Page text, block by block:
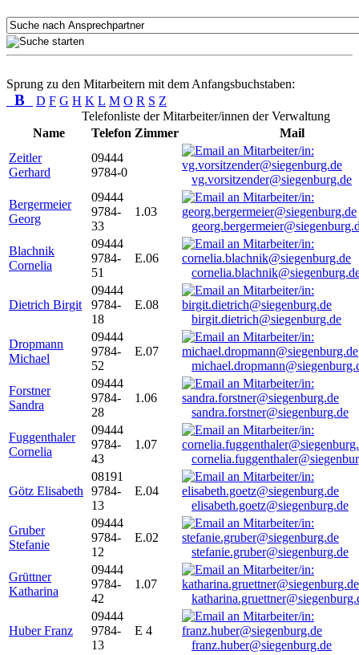
Sprung zu den Mitarbeitern mit dem Anfangsbuchstaben:
B D F G H K L M O R S Z
Telefonliste der Mitarbeiter/innen der Verwaltung
Name
Telefon Zimmer
Mail
Zeitler
Gerhard
09444
9784-0
vg.vorsitzender@siegenburg.de
Bergermeier
Georg
09444
9784-
33
1.03
Blachnik
Cornelia
09444
9784-
51
E.06
Dietrich Birgit
09444
9784-
18
E.08
birgit.dietrich@siegenburg.de
Dropmann
Michael
09444
9784-
52
E.07
Forstner
Sandra
09444
9784-
28
1.06
sandra.forstner@siegenburg.de
Fuggenthaler
Cornelia
09444
9784-
43
1.07
Götz Elisabeth
08191
9784-
13
E.04
elisabeth.goetz@siegenburg.de
Gruber
Stefanie
09444
9784-
12
E.02
stefanie.gruber@siegenburg.de
Grüttner
Katharina
09444
9784-
42
1.07
Huber Franz
09444
9784-
13
E 4
franz.huber@siegenburg.de